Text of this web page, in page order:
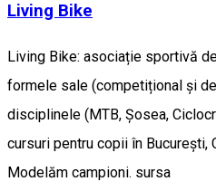
Living Bike
Living Bike: asociație sportivă
formele sale (competițional și
disciplinele (MTB, Șosea,
cursuri pentru copii în București,
Modelăm campioni. sursa